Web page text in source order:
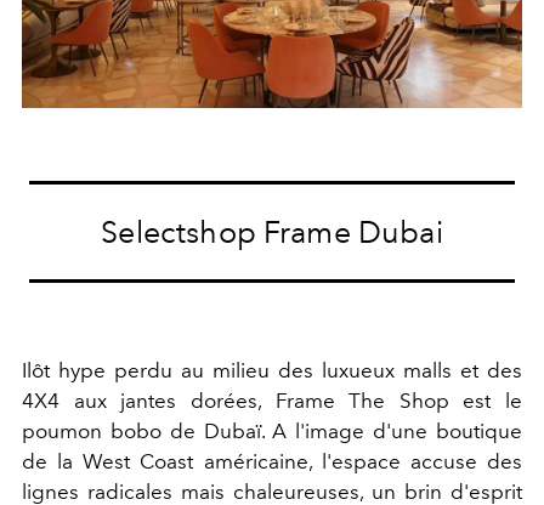
Selectshop Frame Dubai
Ilôt hype perdu au milieu des luxueux malls et des
4X4 aux jantes dorées, Frame The Shop est le
poumon bobo de Dubaï. A l'image d'une boutique
de la West Coast américaine, l'espace accuse des
lignes radicales mais chaleureuses, un brin d'esprit